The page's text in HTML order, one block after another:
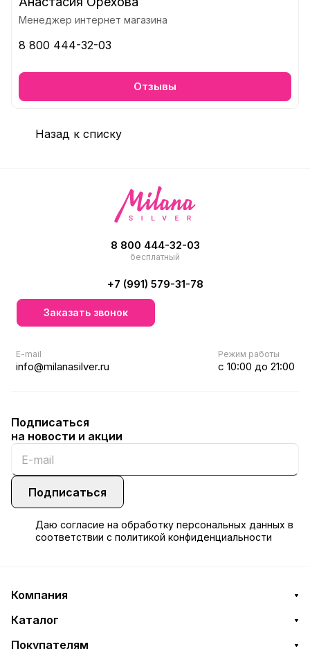
Менеджер интернет магазина
8 800 444-32-03
Отзывы
Назад к списку
8 800 444-32-03
бесплатный
+7 (991) 579-31-78
Заказать звонок
E-mail
info@milanasilver.ru
Режим работы
с 10:00 до 21:00
Подписаться
на новости и акции
Подписаться
Даю согласие на обработку персональных данных в
соответствии с политикой конфиденциальности
Компания
Каталог
Покупателям